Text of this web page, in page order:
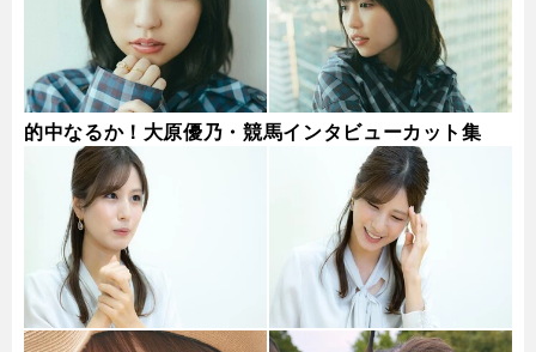
的中なるか！大原優乃・競馬インタビューカット集